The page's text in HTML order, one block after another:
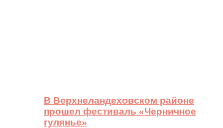
В Верхнеландеховском районе
прошел фестиваль «Черничное
гулянье»